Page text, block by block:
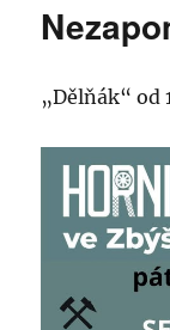
„Dělňák“ od